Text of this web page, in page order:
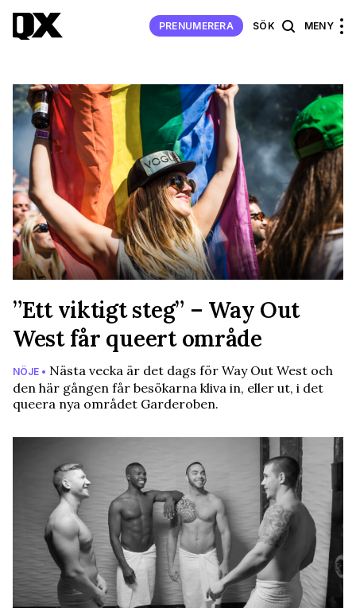
PRENUMERERA SÖK MENY
”Ett viktigt steg” – Way Out
West får queert område
NÖJE • Nästa vecka är det dags för Way Out West och
den här gången får besökarna kliva in, eller ut, i det
queera nya området Garderoben.